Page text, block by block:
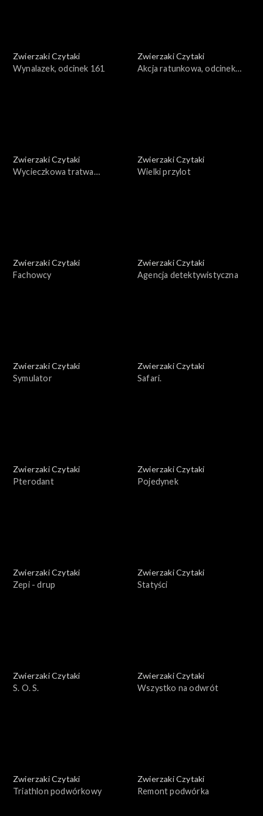
Zwierzaki Czytaki
Wynalazek, odcinek 161
Zwierzaki Czytaki
Akcja ratunkowa, odcinek
Zwierzaki Czytaki
Wycieczkowa tratwa
Zwierzaki Czytaki
Wielki przylot
Zwierzaki Czytaki
Fachowcy
Zwierzaki Czytaki
Agencja detektywistyczna
Zwierzaki Czytaki
Symulator
Zwierzaki Czytaki
Safari.
Zwierzaki Czytaki
Pterodant
Zwierzaki Czytaki
Pojedynek
Zwierzaki Czytaki
Zepi - drup
Zwierzaki Czytaki
Statyści
Zwierzaki Czytaki
S. O. S.
Zwierzaki Czytaki
Wszystko na odwrót
Zwierzaki Czytaki
Triathlon podwórkowy
Zwierzaki Czytaki
Remont podwórka